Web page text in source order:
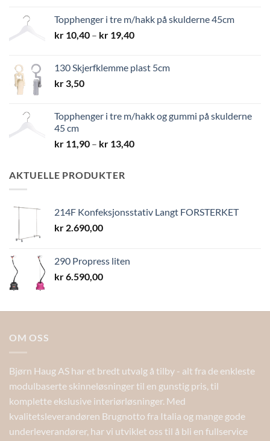
kr 8,40
Topphenger i tre m/hakk på skulderne 45cm
kr 10,40 – kr 19,40Prisområde:
kr 19,40
130 Skjerfklemme plast 5cm
kr 3,50
Topphenger i tre m/hakk og gummi på skulderne
45 cm
kr 11,90 – kr 13,40Prisområde:
AKTUELLE PRODUKTER
214F Konfeksjonsstativ Langt FORSTERKET
kr 2.690,00
290 Propress liten
kr6.590,00
OM OSS
Bjørn Haug AS har et bredt utvalg å tilby - alt fra de enkleste
modulbaserte skinneløsninger til en gunstig pris, til
komplette ekslusive interiørløsninger. Med
kvalitetsleverandøren Brugnotto fra Italia og mange gode
underleverandører, har vi utviklet oss til å bli en fullservice